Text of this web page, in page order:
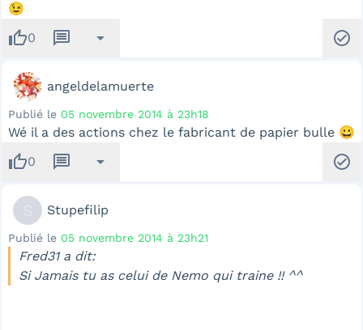
😉
thumb_up0 message arrow_drop_down check_circle
angeldelamuerte
Publié le 05 novembre 2014 à 23h18
Wé il a des actions chez le fabricant de papier bulle 😀
thumb_up0 message arrow_drop_down check_circle
Stupefilip
Publié le 05 novembre 2014 à 23h21
Fred31 a dit:
Si Jamais tu as celui de Nemo qui traine !! ^^